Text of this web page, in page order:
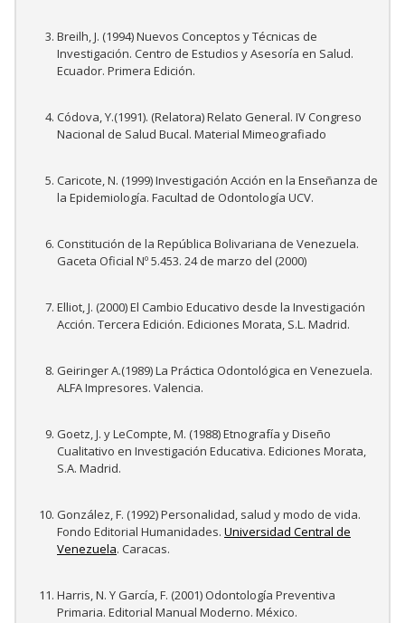
Breilh, J. (1994) Nuevos Conceptos y Técnicas de
Investigación. Centro de Estudios y Asesoría en Salud.
Ecuador. Primera Edición.
Códova, Y.(1991). (Relatora) Relato General. IV Congreso
Nacional de Salud Bucal. Material Mimeografiado
Caricote, N. (1999) Investigación Acción en la Enseñanza de
la Epidemiología. Facultad de Odontología UCV.
Constitución de la República Bolivariana de Venezuela.
Gaceta Oficial Nº 5.453. 24 de marzo del (2000)
Elliot, J. (2000) El Cambio Educativo desde la Investigación
Acción. Tercera Edición. Ediciones Morata, S.L. Madrid.
Geiringer A.(1989) La Práctica Odontológica en Venezuela.
ALFA Impresores. Valencia.
Goetz, J. y LeCompte, M. (1988) Etnografía y Diseño
Cualitativo en Investigación Educativa. Ediciones Morata,
S.A. Madrid.
González, F. (1992) Personalidad, salud y modo de vida.
Fondo Editorial Humanidades. Universidad Central de
Venezuela. Caracas.
Harris, N. Y García, F. (2001) Odontología Preventiva
Primaria. Editorial Manual Moderno. México.